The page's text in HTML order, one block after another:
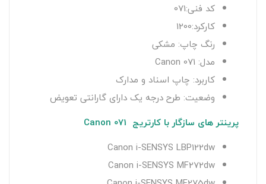
کد فنی:071
کارکرد:1200
رنگ چاپ: مشکی
مدل: Canon 071
کاربرد: چاپ اسناد و مدارک
وضعیت: طرح درجه یک دارای گارانتی تعویض
پرینتر های سازگار با کارتریج Canon 071
Canon i-SENSYS LBP122dw
Canon i-SENSYS MF272dw